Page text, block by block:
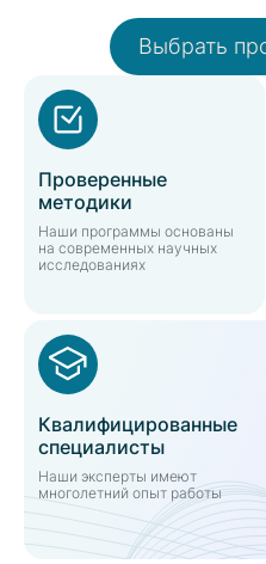
Выбрать
Проверенные
методики
Наши программы основаны
на современных научных
исследованиях
Квалифицированные
специалисты
Наши эксперты имеют
многолетний опыт работы